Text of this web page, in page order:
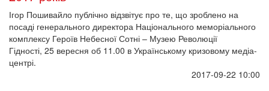
Ігор Пошивайло публічно відзвітує про те, що зроблено на
посаді генерального директора Національного меморіального
комплексу Героїв Небесної Сотні – Музею Революції
Гідності, 25 вересня об 11.00 в Українському кризовому медіа-
центрі.
2017-09-22 10:00